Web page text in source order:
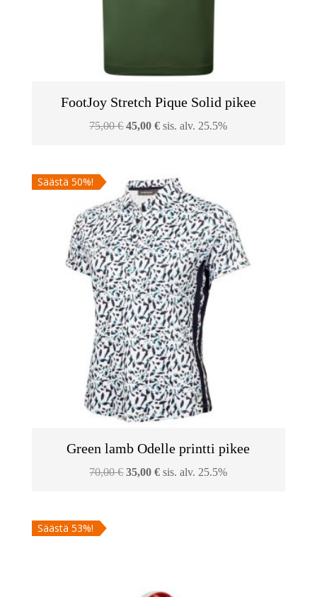
FootJoy Stretch Pique Solid pikee
75,00€ Alkuperäinen
75,00 €.
45,00€Nykyinen
45,00 €.
sis. alv. 25.5%
Säästä 50%!
Green lamb Odelle printti pikee
70,00€ Alkuperäinen
35,00€Nykyinen
sis. alv. 25.5%
Säästä 53%!